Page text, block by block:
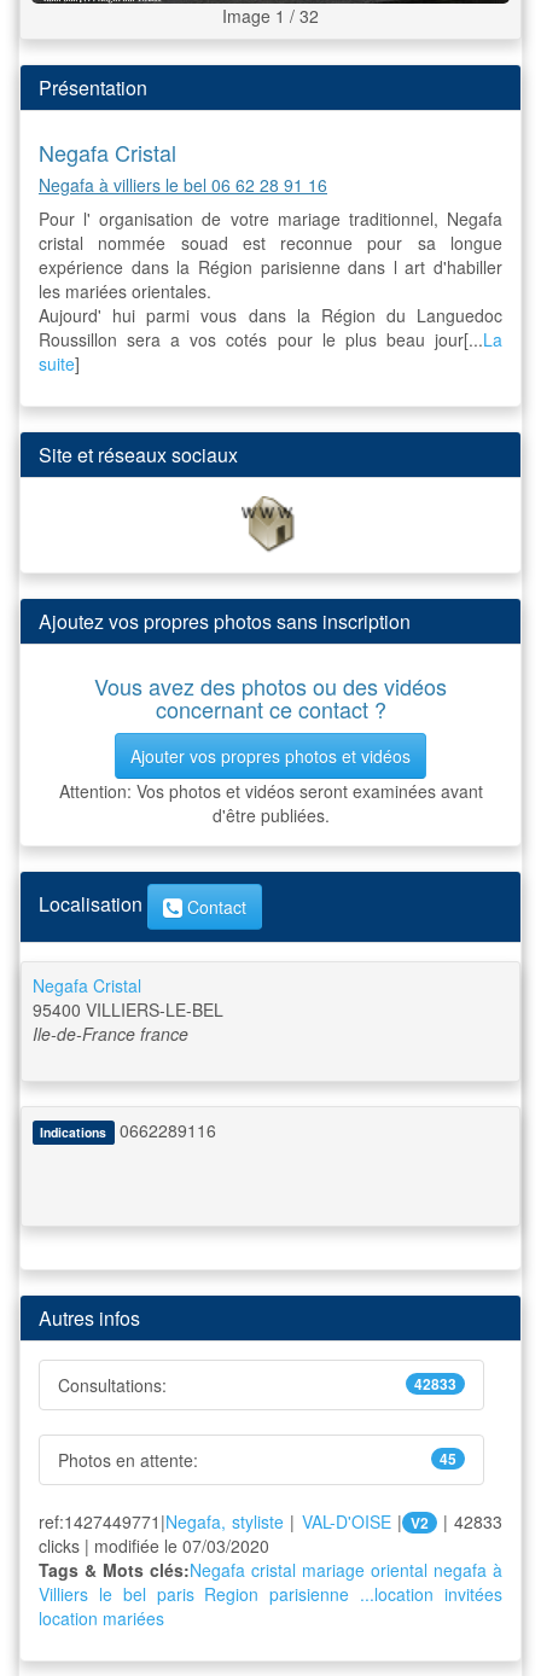
Image 1 / 32
Présentation
Negafa Cristal
Negafa à villiers le bel 06 62 28 91 16
Pour l' organisation de votre mariage traditionnel, Negafa
cristal nommée souad est reconnue pour sa longue
expérience dans la Région parisienne dans l art d'habiller
les mariées orientales.
Aujourd' hui parmi vous dans la Région du Languedoc
Roussillon sera a vos cotés pour le plus beau jour[...La
suite]
Site et réseaux sociaux
Ajoutez vos propres photos sans inscription
Vous avez des photos ou des vidéos
concernant ce contact ?
Ajouter vos propres photos et vidéos
Attention: Vos photos et vidéos seront examinées avant
d'être publiées.
Localisation Contact
Negafa Cristal
95400 VILLIERS-LE-BEL
Ile-de-France france
Indications 0662289116
Autres infos
Consultations: 42833
Photos en attente: 45
ref:1427449771|Negafa, styliste | VAL-D'OISE| V2 | 42833
clicks | modifiée le 07/03/2020
Tags & Mots clés:Negafa cristal mariage oriental negafa à
Villiers le bel paris Region parisienne ...location invitées
location mariées